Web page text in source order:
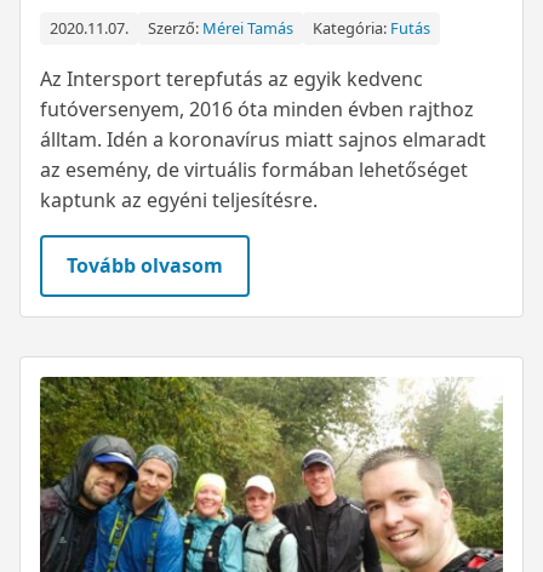
2020.11.07. Szerző: Mérei Tamás Kategória: Futás
Az Intersport terepfutás az egyik kedvenc
futóversenyem, 2016 óta minden évben rajthoz
álltam. Idén a koronavírus miatt sajnos elmaradt
az esemény, de virtuális formában lehetőséget
kaptunk az egyéni teljesítésre.
Tovább olvasom